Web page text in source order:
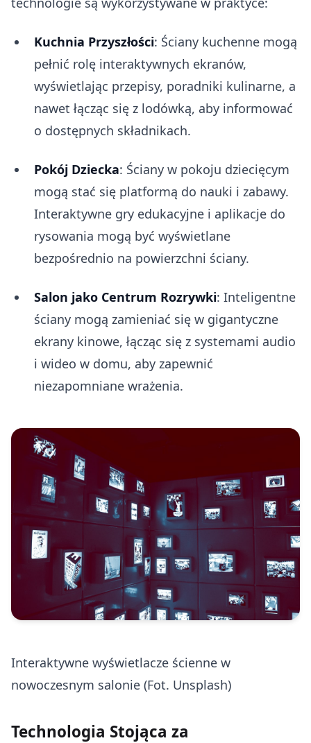
Kuchnia Przyszłości: Ściany kuchenne mogą
pełnić rolę interaktywnych ekranów,
wyświetlając przepisy, poradniki kulinarne, a
nawet łącząc się z lodówką, aby informować
o dostępnych składnikach.
Pokój Dziecka: Ściany w pokoju dziecięcym
mogą stać się platformą do nauki i zabawy.
Interaktywne gry edukacyjne i aplikacje do
rysowania mogą być wyświetlane
bezpośrednio na powierzchni ściany.
Salon jako Centrum Rozrywki: Inteligentne
ściany mogą zamieniać się w gigantyczne
ekrany kinowe, łącząc się z systemami audio
i wideo w domu, aby zapewnić
niezapomniane wrażenia.
Interaktywne wyświetlacze ścienne w
nowoczesnym salonie (Fot. Unsplash)
Technologia Stojąca za